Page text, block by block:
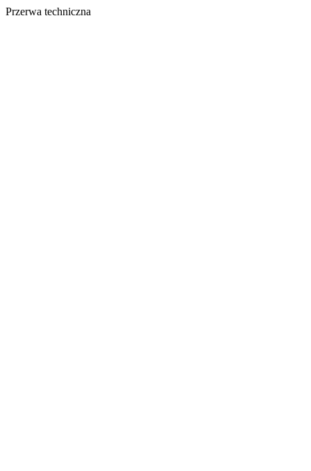
Przerwa techniczna